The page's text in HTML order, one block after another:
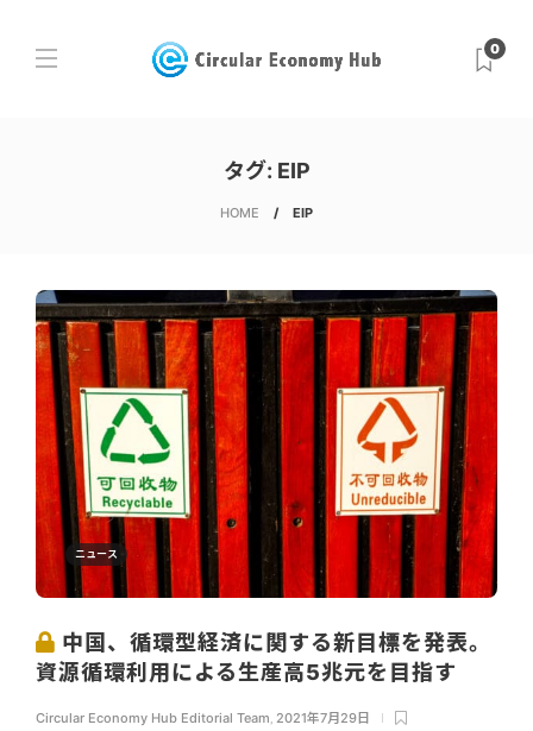
0
タグ: EIP
HOME EIP
ニュース
中国、循環型経済に関する新目標を発表。
資源循環利用による生産高5兆元を目指す
Circular Economy Hub Editorial Team 2021年7月29日